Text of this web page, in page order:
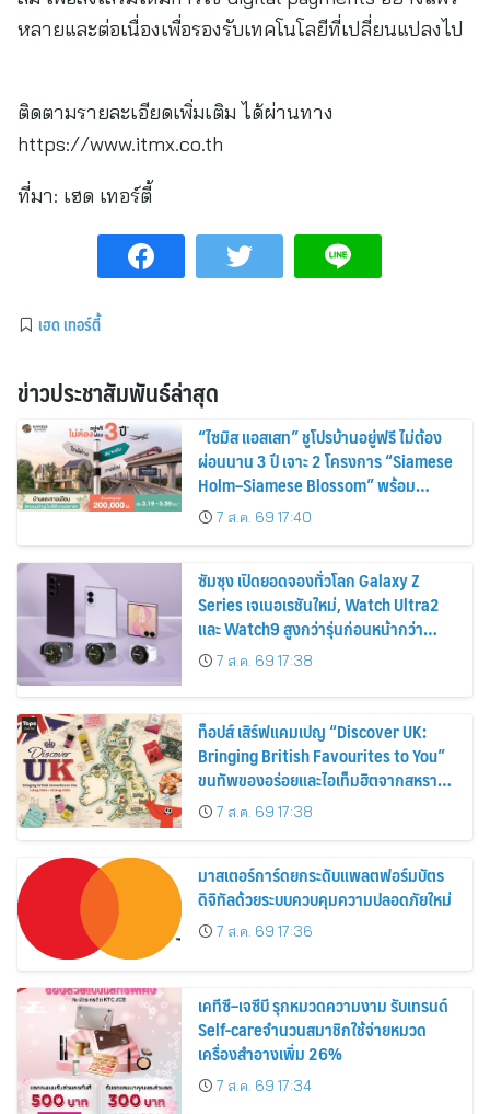
หลายและต่อเนื่องเพื่อรองรับเทคโนโลยีที่เปลี่ยนแปลงไป
ติดตามรายละเอียดเพิ่มเติม ได้ผ่านทาง
https://www.itmx.co.th
ที่มา: เฮด เทอร์ตี้
เฮด เทอร์ตี้
ข่าวประชาสัมพันธ์ล่าสุด
“ไซมิส แอสเสท” ชูโปรบ้านอยู่ฟรี ไม่ต้อง
ผ่อนนาน 3 ปี เจาะ 2 โครงการ “Siamese
Holm–Siamese Blossom” พร้อม
ส่วนลดและสิทธิพิเศษถึง 31 สิงหาคม
2569
7 ส.ค. 69 17:40
ซัมซุง เปิดยอดจองทั่วโลก Galaxy Z
Series เจเนอเรชันใหม่, Watch Ultra2
และ Watch9 สูงกว่ารุ่นก่อนหน้ากว่า
30%7 ส.ค. 69 17:38
ท็อปส์ เสิร์ฟแคมเปญ “Discover UK:
Bringing British Favourites to You”
ขนทัพของอร่อยและไอเท็มฮิตจากสหราช
อาณาจักร ส่งตรงถึงมือตั้งแต่วันนี้ – 18
สิงหาคมนี้
7 ส.ค. 69 17:38
มาสเตอร์การ์ดยกระดับแพลตฟอร์มบัตร
ดิจิทัลด้วยระบบควบคุมความปลอดภัยใหม่
7 ส.ค. 69 17:36
เคทีซี–เจซีบี รุกหมวดความงาม รับเทรนด์
Self-careจำนวนสมาชิกใช้จ่ายหมวด
เครื่องสำอางเพิ่ม 26%
7 ส.ค. 69 17:34